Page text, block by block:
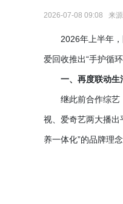
2026-07-08 09:08 来源
2026年上半年
爱回收推出“手护循
一、再度联动生
继此前合作综艺
视、爱奇艺两大播出
养一体化”的品牌理念